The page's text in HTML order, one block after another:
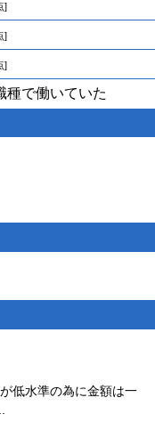
]
]
]
種で働いていた
低水準の為に金額は一